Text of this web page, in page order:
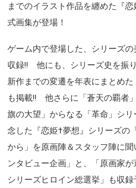
までのイラスト作品を纏めた『
式画集が登場！
ゲーム内で登場した、シリーズの
収録!! 他にも、シリーズ史を振
新作までの変遷を年表にまとめた
も掲載!! 他さらに「蒼天の覇者
旗の大望」からなる「革命」シ
念した『恋姫†夢想』シリーズの
から」を原画陣＆スタッフ陣に
ンタビュー企画」と、「原画家が
シリーズヒロイン総選挙」も収